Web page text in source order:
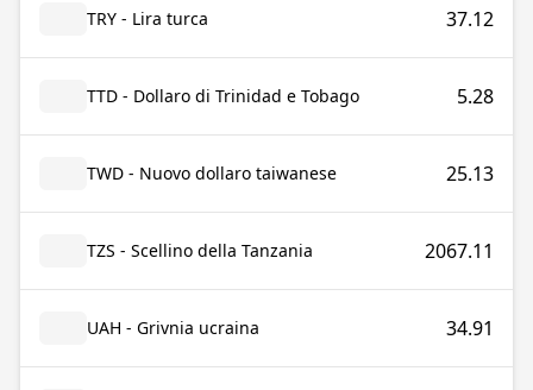
TRY - Lira turca 37.12
TTD - Dollaro di Trinidad e Tobago 5.28
TWD - Nuovo dollaro taiwanese 25.13
TZS - Scellino della Tanzania 2067.11
UAH - Grivnia ucraina 34.91